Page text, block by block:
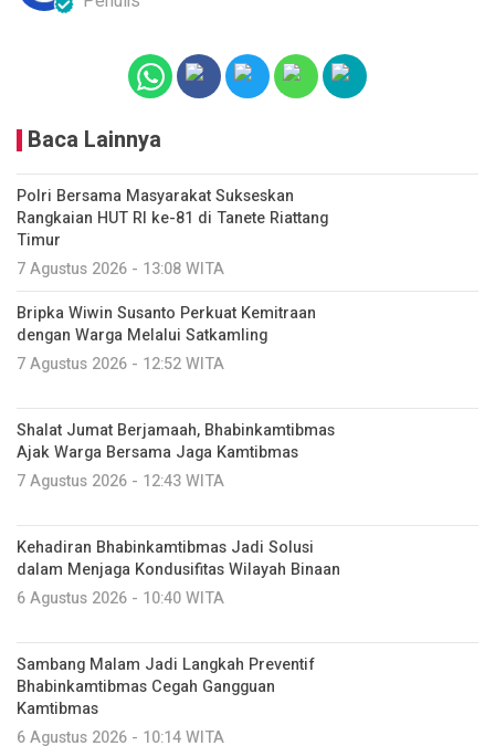
Baca Lainnya
Polri Bersama Masyarakat Sukseskan
Rangkaian HUT RI ke-81 di Tanete Riattang
Timur
7 Agustus 2026 - 13:08 WITA
Bripka Wiwin Susanto Perkuat Kemitraan
dengan Warga Melalui Satkamling
7 Agustus 2026 - 12:52 WITA
Shalat Jumat Berjamaah, Bhabinkamtibmas
Ajak Warga Bersama Jaga Kamtibmas
7 Agustus 2026 - 12:43 WITA
Kehadiran Bhabinkamtibmas Jadi Solusi
dalam Menjaga Kondusifitas Wilayah Binaan
6 Agustus 2026 - 10:40 WITA
Sambang Malam Jadi Langkah Preventif
Bhabinkamtibmas Cegah Gangguan
Kamtibmas
6 Agustus 2026 - 10:14 WITA